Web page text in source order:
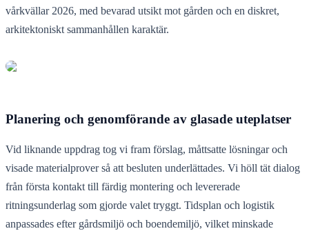
vårkvällar 2026, med bevarad utsikt mot gården och en diskret,
arkitektoniskt sammanhållen karaktär.
Planering och genomförande av glasade uteplatser
Vid liknande uppdrag tog vi fram förslag, måttsatte lösningar och
visade materialprover så att besluten underlättades. Vi höll tät dialog
från första kontakt till färdig montering och levererade
ritningsunderlag som gjorde valet tryggt. Tidsplan och logistik
anpassades efter gårdsmiljö och boendemiljö, vilket minskade